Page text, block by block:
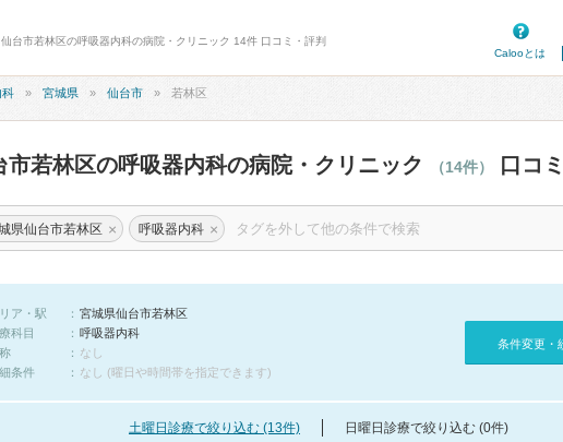
台市若林区の呼吸器内科の病院・クリニック 14件 口コミ・評判
Calooとは
科 宮城県 仙台市 若林区
市若林区の呼吸器内科の病院・クリニック （14件） 口コ
県仙台市若林区 × 呼吸器内科 ×
ア・駅
宮城県仙台市若林区
科目
呼吸器内科
なし
条件
なし (曜日や時間帯を指定できます)
条件変更・
土曜日診療で絞り込む (13件) 日曜日診療で絞り込む (0件)